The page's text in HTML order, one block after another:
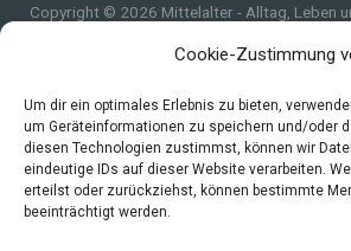
Cookie-Zustimmung
Um dir ein optimales Erlebnis zu bieten,
um Geräteinformationen zu speichern und/oder
diesen Technologien zustimmst, können wir
eindeutige IDs auf dieser Website verarbeiten.
erteilst oder zurückziehst, können bestimmte
beeinträchtigt werden.
Copyright © 2026 Mittelalter - Alltag, Leben
Impressum
Quellen
Index